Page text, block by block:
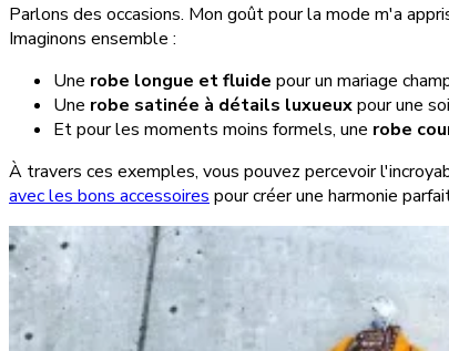
Parlons des occasions. Mon goût pour la mode m'a
Imaginons ensemble :
Une robe longue et fluide pour un mariage
Une robe satinée à détails luxueuxpour une
Et pour les moments moins formels, une robe
À travers ces exemples, vous pouvez percevoir
avec les bons accessoirespour créer une harmonie